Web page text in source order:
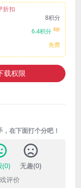
折扣
8积分
6.4积分 8折
免费
载权限
在下面打个分吧！
(0) 无趣(0)
评价